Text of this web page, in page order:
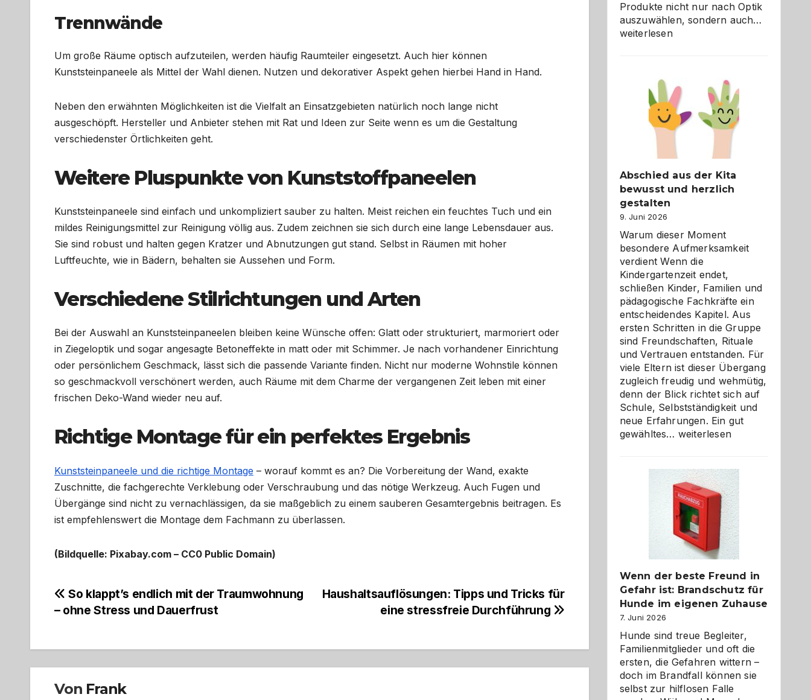
Trennwände
Um große Räume optisch aufzuteilen, werden häufig Raumteiler eingesetzt. Auch hier können
Kunststeinpaneele als Mittel der Wahl dienen. Nutzen und dekorativer Aspekt gehen hierbei Hand in Hand.
Neben den erwähnten Möglichkeiten ist die Vielfalt an Einsatzgebieten natürlich noch lange nicht
ausgeschöpft. Hersteller und Anbieter stehen mit Rat und Ideen zur Seite wenn es um die Gestaltung
verschiedenster Örtlichkeiten geht.
Weitere Pluspunkte von Kunststoffpaneelen
Kunststeinpaneele sind einfach und unkompliziert sauber zu halten. Meist reichen ein feuchtes Tuch und ein
mildes Reinigungsmittel zur Reinigung völlig aus. Zudem zeichnen sie sich durch eine lange Lebensdauer aus.
Sie sind robust und halten gegen Kratzer und Abnutzungen gut stand. Selbst in Räumen mit hoher
Luftfeuchte, wie in Bädern, behalten sie Aussehen und Form.
Verschiedene Stilrichtungen und Arten
Bei der Auswahl an Kunststeinpaneelen bleiben keine Wünsche offen: Glatt oder strukturiert, marmoriert oder
in Ziegeloptik und sogar angesagte Betoneffekte in matt oder mit Schimmer. Je nach vorhandener Einrichtung
oder persönlichem Geschmack, lässt sich die passende Variante finden. Nicht nur moderne Wohnstile können
so geschmackvoll verschönert werden, auch Räume mit dem Charme der vergangenen Zeit leben mit einer
frischen Deko-Wand wieder neu auf.
Richtige Montage für ein perfektes Ergebnis
Kunststeinpaneele und die richtige Montage – worauf kommt es an? Die Vorbereitung der Wand, exakte
Zuschnitte, die fachgerechte Verklebung oder Verschraubung und das nötige Werkzeug. Auch Fugen und
Übergänge sind nicht zu vernachlässigen, da sie maßgeblich zu einem sauberen Gesamtergebnis beitragen. Es
ist empfehlenswert die Montage dem Fachmann zu überlassen.
(Bildquelle: Pixabay.com – CC0 Public Domain)
Beitragsnavigation
Haushaltsauflösungen: Tipps und Tricks für
eine stressfreie Durchführung
So klappt’s endlich mit der Traumwohnung
– ohne Stress und Dauerfrust
Von Frank
Produkte nicht nur nach Optik
auszuwählen, sondern auch…
weiterlesen
Abschied aus der Kita
bewusst und herzlich
gestalten
9. Juni 2026
Warum dieser Moment
besondere Aufmerksamkeit
verdient Wenn die
Kindergartenzeit endet,
schließen Kinder, Familien und
pädagogische Fachkräfte ein
entscheidendes Kapitel. Aus
ersten Schritten in die Gruppe
sind Freundschaften, Rituale
und Vertrauen entstanden. Für
viele Eltern ist dieser Übergang
zugleich freudig und wehmütig,
denn der Blick richtet sich auf
Schule, Selbstständigkeit und
neue Erfahrungen. Ein gut
gewähltes… Abschied
Kita
bewusst
und
herzlich
gestalten
weiterlesen
Wenn der beste Freund in
Gefahr ist: Brandschutz für
Hunde im eigenen Zuhause
7. Juni 2026
Hunde sind treue Begleiter,
Familienmitglieder und oft die
ersten, die Gefahren wittern –
doch im Brandfall können sie
selbst zur hilflosen Falle